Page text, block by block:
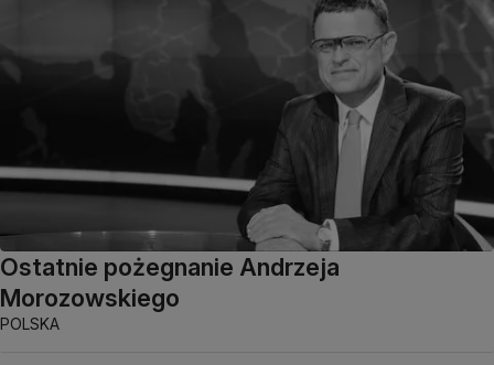
Ostatnie pożegnanie Andrzeja
Morozowskiego
POLSKA